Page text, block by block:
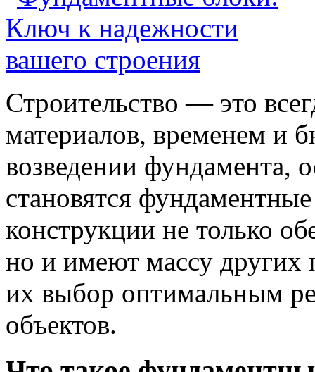
Строительство — это
материалов, временем и
возведении фундамента,
становятся
конструкции не только
но и имеют массу других
их выбор оптимальным
объектов.